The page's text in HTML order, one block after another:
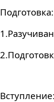
Подготовка:
Вступление: